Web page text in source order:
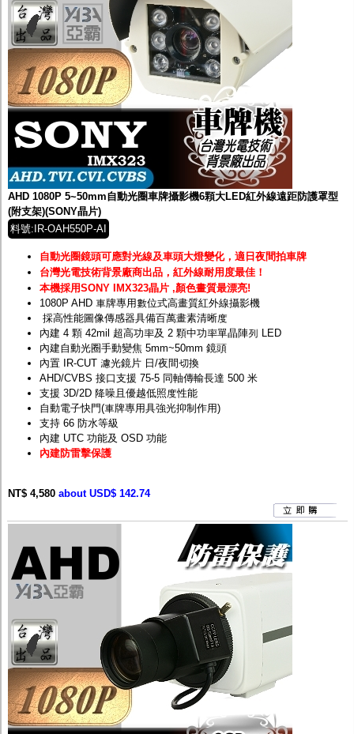
AHD 1080P 5~50mm自動光圈車牌攝影機6顆大LED紅外線遠距防護罩型
(附支架)(SONY晶片)
料號:IR-OAH550P-AI
自動光圈鏡頭可應對光線及車頭大燈變化，適日夜間拍車牌
台灣光電技術背景廠商出品，紅外線耐用度最佳！
本機採用SONY IMX323晶片 ,顏色畫質最漂亮!
1080P AHD 車牌專用數位式高畫質紅外線攝影機
採高性能圖像傳感器具備百萬畫素清晰度
內建 4 顆 42mil 超高功率及 2 顆中功率單晶陣列 LED
內建自動光圈手動變焦 5mm~50mm 鏡頭
內置 IR-CUT 濾光鏡片 日/夜間切換
AHD/CVBS 接口支援 75-5 同軸傳輸長達 500 米
支援 3D/2D 降噪且優越低照度性能
自動電子快門(車牌專用具強光抑制作用)
支持 66 防水等級
內建 UTC 功能及 OSD 功能
內建防雷擊保護
NT$ 4,580 about USD$ 142.74